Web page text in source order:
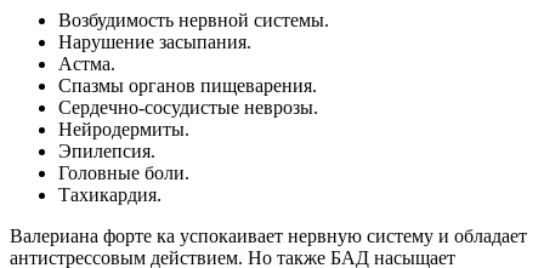
Возбудимость нервной системы.
Нарушение засыпания.
Астма.
Спазмы органов пищеварения.
Сердечно-сосудистые неврозы.
Нейродермиты.
Эпилепсия.
Головные боли.
Тахикардия.
Валериана форте ка успокаивает нервную систему и обладает
антистрессовым действием. Но также БАД насыщает